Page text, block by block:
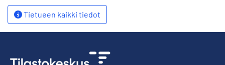
Tietueen kaikki tiedot